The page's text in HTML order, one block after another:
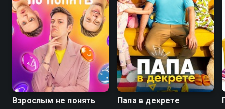
8.1
Взрослым не понять
7.7
Папа в декрете